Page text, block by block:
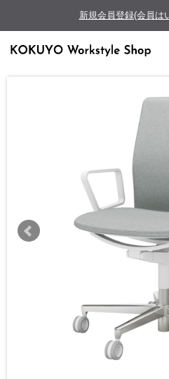
新規会員登録(会員は